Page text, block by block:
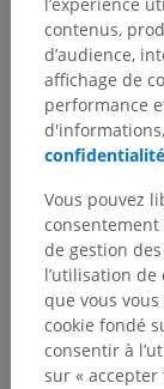
l’expérience
contenus,
d’audience,
affichage de
performance
confidentialité
Vous pouvez
de gestion
l’utilisation
que vous
cookie fondé
consentir à
sur « accepter